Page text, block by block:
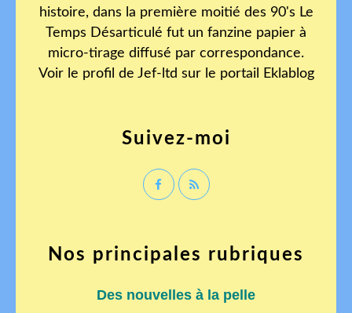
histoire, dans la première moitié des 90's Le
Temps Désarticulé fut un fanzine papier à
micro-tirage diffusé par correspondance.
Voir le profil de Jef-ltd sur le portail Eklablog
Suivez-moi
Nos principales rubriques
Des nouvelles à la pelle